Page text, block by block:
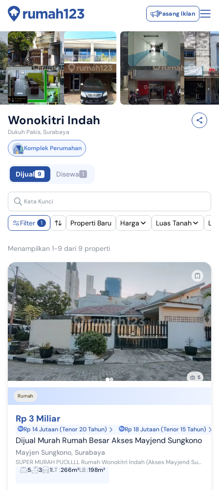
Pasang Iklan
Wonokitri Indah
Dukuh Pakis, Surabaya
Komplek Perumahan
Dijual 9 Disewa 1
Filter 1 Properti Baru Harga Luas Tanah
Menampilkan 1-9 dari 9 properti
5
Rumah
Rp 3 Miliar
Rp 14 Jutaan (Tenor 20 Tahun) Rp 18 Jutaan (Tenor 15 Tahun)
Dijual Murah Rumah Besar Akses Mayjend Sungkono
Mayjen Sungkono, Surabaya
SUPER MURAH PUOLLLL Rumah Wonokitri Indah (Akses Mayjend Sungkono) LT 266m2 LB 198m2 KT 5+1 KM 3+1 1.5lantai Listrik 2200Watt Hook hadap Selatan - ...
5
3 1LT:266m²LB:198m²